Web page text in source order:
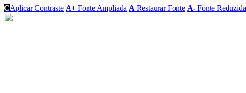
CAplicar Contraste A+ Fonte Ampliada A Restaurar Fonte A- Fonte Reduzida